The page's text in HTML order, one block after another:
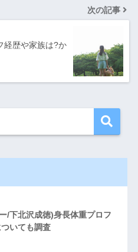
次の記事
経歴や家族は?か
/下北沢成徳)身長体重プロフ
いても調査